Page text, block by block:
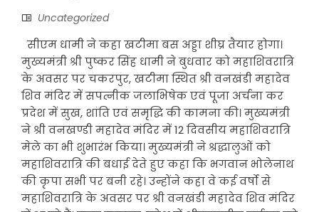
Uncategorized
सीएम धामी ने कहा खटीमा बस अड्डा शीघ्र तैयार होगा।
मुख्यमंत्री श्री पुष्कर सिंह धामी ने बुधवार को महाशिवरात्रि
के अवसर पर चकरपुर, खटीमा स्थित श्री वनखंडी महादेव
शिव मंदिर में सपत्नीक जलाभिषेक एवं पूजा अर्चना कर
प्रदेश में सुख, शांति एवं समृद्धि की कामना की। मुख्यमंत्री
ने श्री वनखण्डी महादेव मंदिर में 12 दिवसीय महाशिवरात्रि
मेले का भी शुभारंभ किया। मुख्यमंत्री ने श्रद्धालुओं को
महाशिवरात्रि की बधाई देते हुए कहा कि भगवान भोलेनाथ
की कृपा सभी पर बनी रहे। उन्होंने कहा वे कई वर्षो से
महाशिवरात्रि के अवसर पर श्री वनखंडी महादेव शिव मंदिर